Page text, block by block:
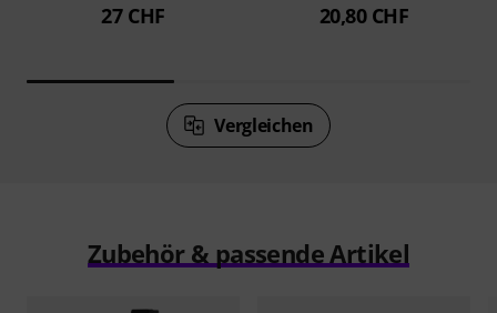
27 CHF 20,80 CHF
Vergleichen
Zubehör & passende Artikel